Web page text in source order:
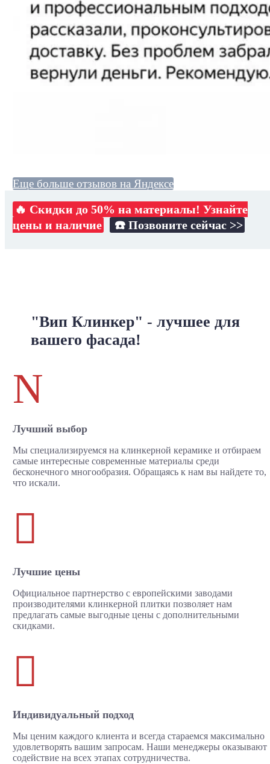
Еще больше отзывов на Яндексе
🔥 Скидки до 50% на материалы! Узнайте
цены и наличие
☎️ Позвоните сейчас >>
"Вип Клинкер" - лучшее для
вашего фасада!
N
Лучший выбор
Мы специализируемся на клинкерной керамике и отбираем
самые интересные современные материалы среди
бесконечного многообразия. Обращаясь к нам вы найдете то,
что искали.

Лучшие цены
Официальное партнерство с европейскими заводами
производителями клинкерной плитки позволяет нам
предлагать самые выгодные цены с дополнительными
скидками.

Индивидуальный подход
Мы ценим каждого клиента и всегда стараемся максимально
удовлетворять вашим запросам. Наши менеджеры оказывают
содействие на всех этапах сотрудничества.